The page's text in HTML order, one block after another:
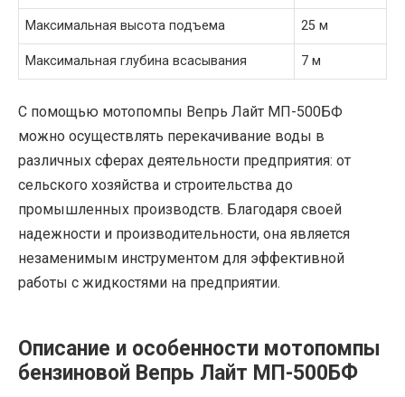
Максимальная высота подъема 25 м
Максимальная глубина всасывания 7 м
С помощью мотопомпы Вепрь Лайт МП-500БФ
можно осуществлять перекачивание воды в
различных сферах деятельности предприятия: от
сельского хозяйства и строительства до
промышленных производств. Благодаря своей
надежности и производительности, она является
незаменимым инструментом для эффективной
работы с жидкостями на предприятии.
Описание и особенности мотопомпы
бензиновой Вепрь Лайт МП-500БФ